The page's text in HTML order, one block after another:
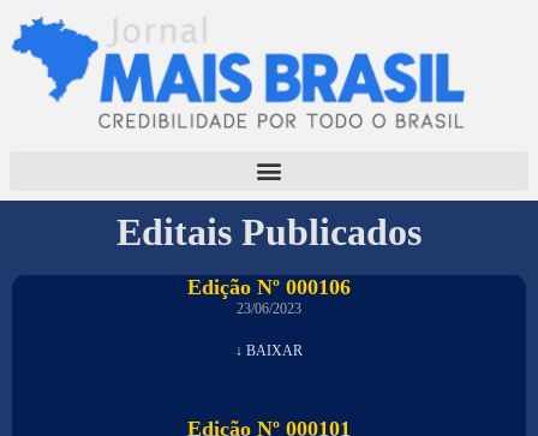
Editais Publicados
Edição Nº 000106
23/06/2023
↓ BAIXAR
Edição Nº 000101